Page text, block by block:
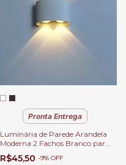
Pronta Entrega
Luminária de Parede Arandela
Moderna 2 Fachos Branco para
Área Externa de Casas
R$45,50 -9% OFF